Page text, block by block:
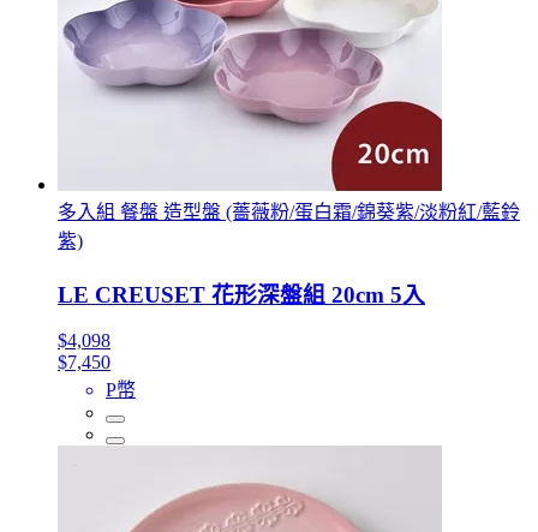
多入組 餐盤 造型盤 (薔薇粉/蛋白霜/錦葵紫/淡粉紅/藍鈴
紫)
LE CREUSET 花形深盤組 20cm 5入
$4,098
$7,450
P幣